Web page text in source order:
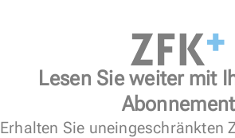
Lesen Sie weiter mit
Abonnement
Erhalten Sie uneingeschränkten